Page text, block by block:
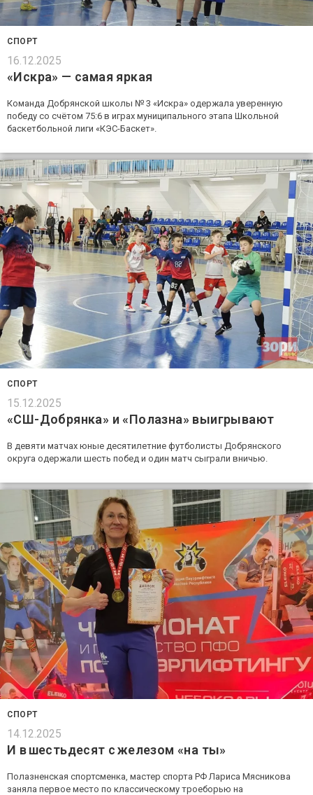
СПОРТ
16.12.2025
«Искра» — самая яркая
Команда Добрянской школы № 3 «Искра» одержала уверенную
победу со счётом 75:6 в играх муниципального этапа Школьной
баскетбольной лиги «КЭС-Баскет».
СПОРТ
15.12.2025
«СШ-Добрянка» и «Полазна» выигрывают
В девяти матчах юные десятилетние футболисты Добрянского
округа одержали шесть побед и один матч сыграли вничью.
СПОРТ
14.12.2025
И в шестьдесят с железом «на ты»
Полазненская спортсменка, мастер спорта РФ Лариса Мясникова
заняла первое место по классическому троеборью на